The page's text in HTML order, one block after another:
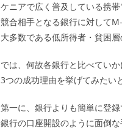
ケニアで広く普及している携
競合相手となる銀行に対して
大多数である低所得者・貧困
では、何故各銀行と比べてい
3つの成功理由を挙げてみたい
第一に、銀行よりも簡単に登録
銀行の口座開設のように面倒な